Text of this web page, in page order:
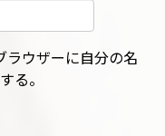
ウザーに自分の名
る。